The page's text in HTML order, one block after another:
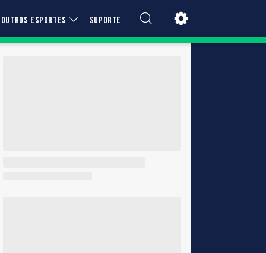
OUTROS ESPORTES SUPORTE